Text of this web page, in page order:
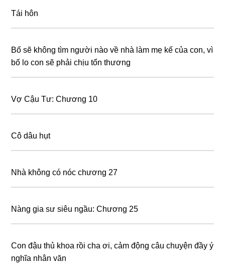
Tái hôn
Bố sẽ không tìm người nào về nhà làm mẹ kế của con, vì
bố lo con sẽ phải chịu tổn thương
Vợ Cậu Tư: Chương 10
Cô dâu hụt
Nhà không có nóc chương 27
Nàng gia sư siêu ngầu: Chương 25
Con đậu thủ khoa rồi cha ơi, cảm động câu chuyện đầy ý
nghĩa nhân văn